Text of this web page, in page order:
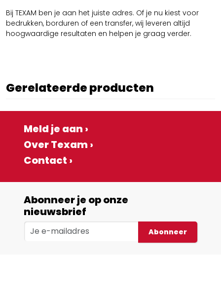
Bij TEXAM ben je aan het juiste adres. Of je nu kiest voor
bedrukken, borduren of een transfer, wij leveren altijd
hoogwaardige resultaten en helpen je graag verder.
Gerelateerde producten
Meld je aan ›
Over Texam ›
Contact ›
Abonneer je op onze
nieuwsbrief
Abonneer